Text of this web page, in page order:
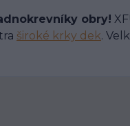
obry!
široké krky dek.